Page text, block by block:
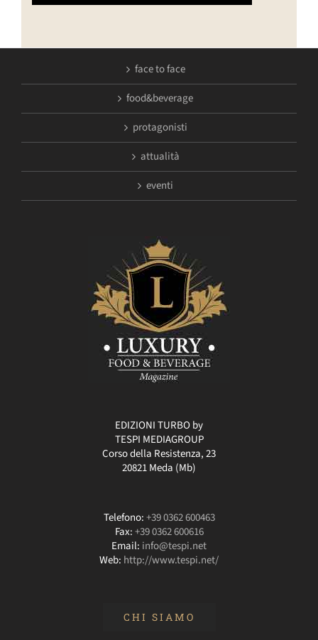
face to face
food&beverage
protagonisti
attualità
eventi
EDIZIONI TURBO by
TESPI MEDIAGROUP
Corso della Resistenza, 23
20821 Meda (Mb)
Telefono:+39 0362 600463
Fax:+39 0362 600616
Email: info@tespi.net
Web: http://www.tespi.net/
CHI SIAMO